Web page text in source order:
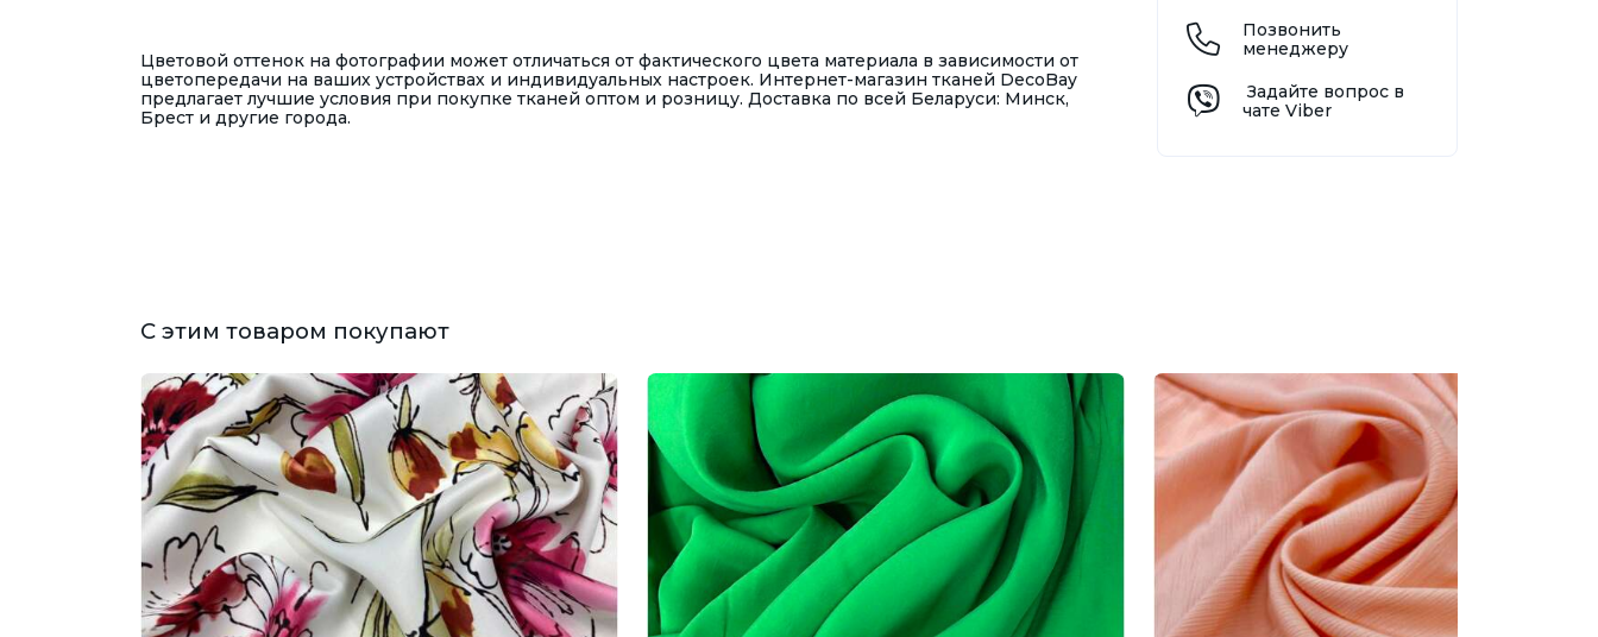
Цветовой оттенок на фотографии может отличаться от фактического цвета материала в зависимости от
цветопередачи на ваших устройствах и индивидуальных настроек. Интернет-магазин тканей DecoBay
предлагает лучшие условия при покупке тканей оптом и розницу. Доставка по всей Беларуси: Минск,
Брест и другие города.
Позвонить
менеджеру
Задайте вопрос в
чате Viber
С этим товаром покупают